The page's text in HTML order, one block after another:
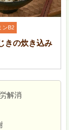
ンB2
きの炊き込み
解消